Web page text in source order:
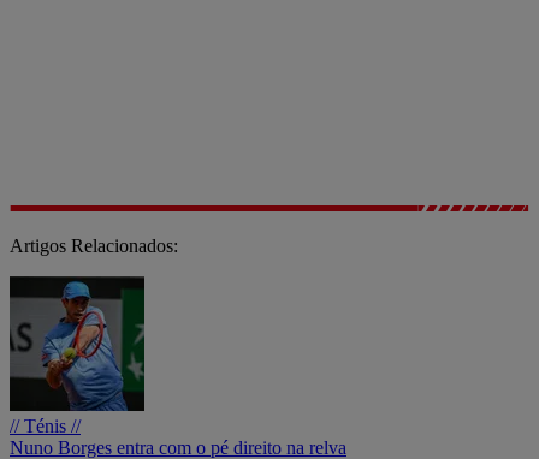
Artigos Relacionados:
// Ténis //
Nuno Borges entra com o pé direito na relva